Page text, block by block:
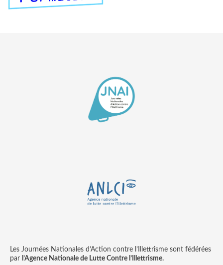
Les Journées Nationales d’Action contre l’Illettrisme sont fédérées
par l’Agence Nationale de Lutte Contre l’Illettrisme.